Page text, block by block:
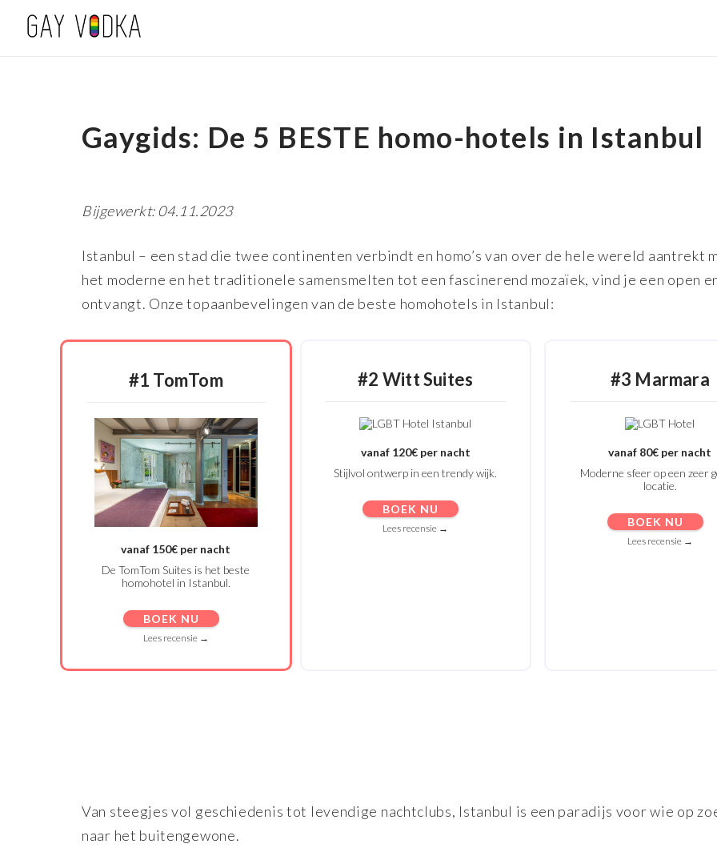
Gaygids: De 5 BESTE homo-hotels in Istanbul
Bijgewerkt: 04.11.2023
Istanbul – een stad die twee continenten verbindt en homo’s van over de hele wereld aantrekt
het moderne en het traditionele samensmelten tot een fascinerend mozaïek, vind je een open
ontvangt. Onze topaanbevelingen van de beste homohotels in Istanbul:
#1 TomTom
vanaf 150€ per nacht
De TomTom Suites is het beste
homohotel in Istanbul.
BOEK NU
Lees recensie →
#2 Witt Suites
vanaf 120€ per nacht
Stijlvol ontwerp in een trendy wijk.
BOEK NU
Lees recensie →
#3 Marmara
vanaf 80€ per nacht
Moderne sfeer op een zeer
locatie.
BOEK NU
Lees recensie →
Van steegjes vol geschiedenis tot levendige nachtclubs, Istanbul is een paradijs voor wie op
naar het buitengewone.